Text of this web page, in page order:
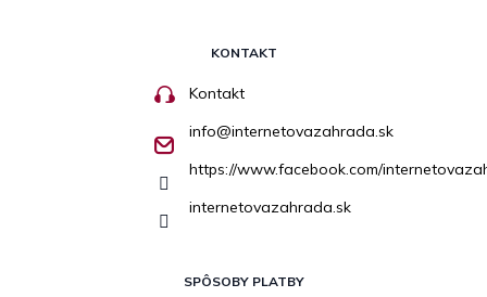
KONTAKT
Kontakt
info@internetovazahrada.sk
https://www.facebook.com/
internetovazahrada.sk
SPÔSOBY PLATBY